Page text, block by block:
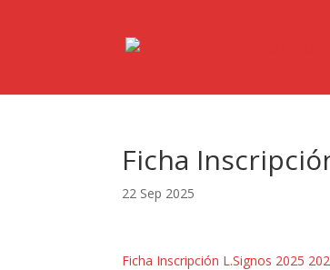
Ficha
22 Sep 2025
Ficha Inscripción L.Signos 2025